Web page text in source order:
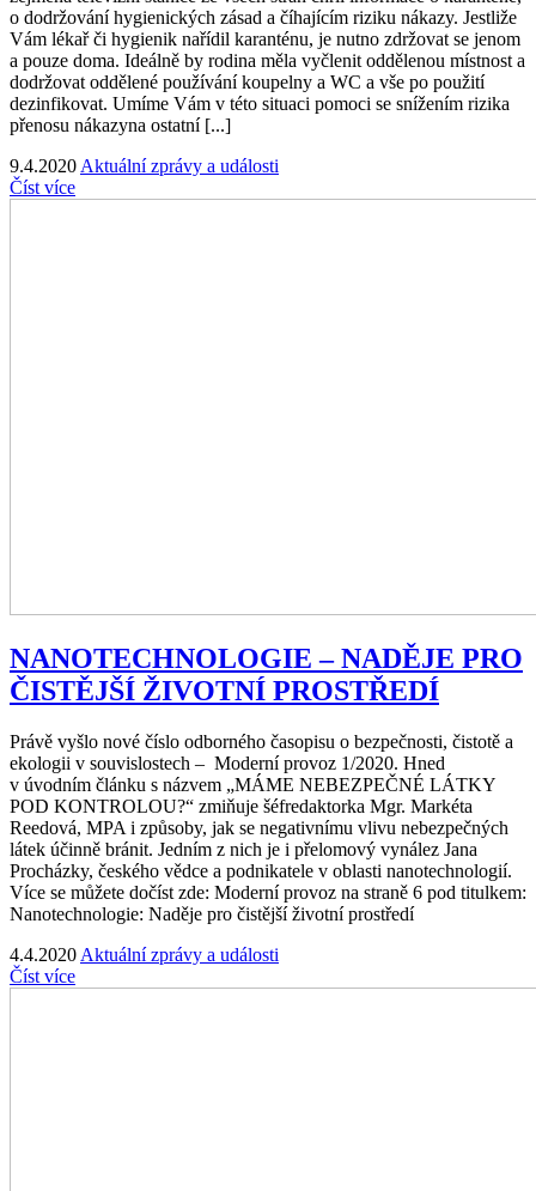
o dodržování hygienických zásad a číhajícím riziku nákazy. Jestliže
Vám lékař či hygienik nařídil karanténu, je nutno zdržovat se jenom
a pouze doma. Ideálně by rodina měla vyčlenit oddělenou místnost a
dodržovat oddělené používání koupelny a WC a vše po použití
dezinfikovat. Umíme Vám v této situaci pomoci se snížením rizika
přenosu nákazyna ostatní [...]
9.4.2020 Aktuální zprávy a události
Číst více
NANOTECHNOLOGIE – NADĚJE PRO
ČISTĚJŠÍ ŽIVOTNÍ PROSTŘEDÍ
Právě vyšlo nové číslo odborného časopisu o bezpečnosti, čistotě a
ekologii v souvislostech – Moderní provoz 1/2020. Hned
v úvodním článku s názvem „MÁME NEBEZPEČNÉ LÁTKY
POD KONTROLOU?“ zmiňuje šéfredaktorka Mgr. Markéta
Reedová, MPA i způsoby, jak se negativnímu vlivu nebezpečných
látek účinně bránit. Jedním z nich je i přelomový vynález Jana
Procházky, českého vědce a podnikatele v oblasti nanotechnologií.
Více se můžete dočíst zde: Moderní provoz na straně 6 pod titulkem:
Nanotechnologie: Naděje pro čistější životní prostředí
4.4.2020 Aktuální zprávy a události
Číst více